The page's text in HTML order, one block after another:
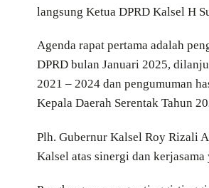
langsung Ketua DPRD Kalsel H
Agenda rapat pertama adalah
DPRD bulan Januari 2025,
2021 – 2024 dan pengumuman
Kepala Daerah Serentak Tahun
Plh. Gubernur Kalsel Roy Rizali
Kalsel atas sinergi dan